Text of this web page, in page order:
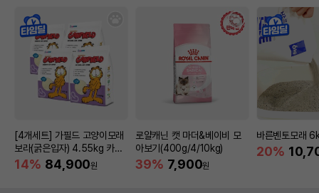
[4개세트] 가필드 고양이모래
보라(굵은입자) 4.55kg 카사
바모래
14% 84,900원
로얄캐닌 캣 마더&베이비 모
아보기(400g/4/10kg)
39% 7,900원
바른벤토모래
20%